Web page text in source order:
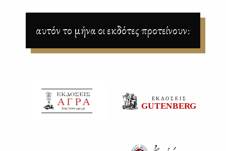
αυτόν το μήνα οι εκδότες προτείνουν: